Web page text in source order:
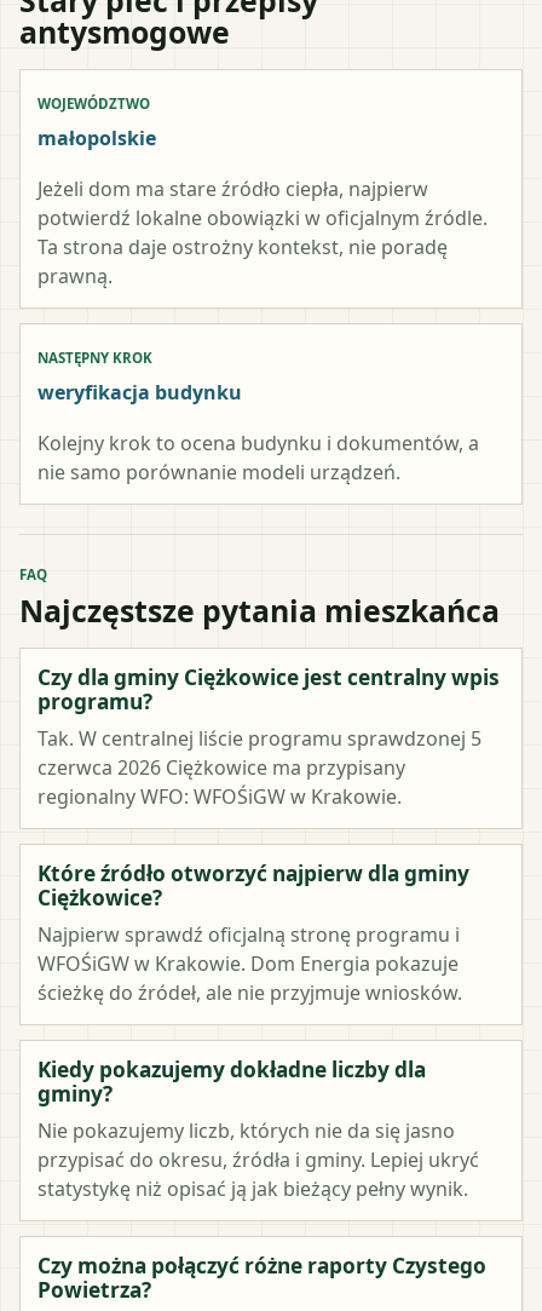
antysmogowe
WOJEWÓDZTWO
małopolskie
Jeżeli dom ma stare źródło ciepła, najpierw
potwierdź lokalne obowiązki w oficjalnym źródle.
Ta strona daje ostrożny kontekst, nie poradę
prawną.
NASTĘPNY KROK
weryfikacja budynku
Kolejny krok to ocena budynku i dokumentów, a
nie samo porównanie modeli urządzeń.
FAQ
Najczęstsze pytania mieszkańca
Czy dla gminy Ciężkowice jest centralny wpis
programu?
Tak. W centralnej liście programu sprawdzonej 5
czerwca 2026 Ciężkowice ma przypisany
regionalny WFO: WFOŚiGW w Krakowie.
Które źródło otworzyć najpierw dla gminy
Ciężkowice?
Najpierw sprawdź oficjalną stronę programu i
WFOŚiGW w Krakowie. Dom Energia pokazuje
ścieżkę do źródeł, ale nie przyjmuje wniosków.
Kiedy pokazujemy dokładne liczby dla
gminy?
Nie pokazujemy liczb, których nie da się jasno
przypisać do okresu, źródła i gminy. Lepiej ukryć
statystykę niż opisać ją jak bieżący pełny wynik.
Czy można połączyć różne raporty Czystego
Powietrza?